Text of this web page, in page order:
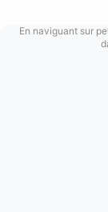
En naviguant sur